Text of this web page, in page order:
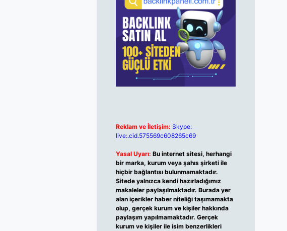
Reklam ve İletişim: Skype:
live:.cid.575569c608265c69
Yasal Uyarı: Bu internet sitesi, herhangi
bir marka, kurum veya şahıs şirketi ile
hiçbir bağlantısı bulunmamaktadır.
Sitede yalnızca kendi hazırladığımız
makaleler paylaşılmaktadır. Burada yer
alan içerikler haber niteliği taşımamakta
olup, gerçek kurum ve kişiler hakkında
paylaşım yapılmamaktadır. Gerçek
kurum ve kişiler ile isim benzerlikleri